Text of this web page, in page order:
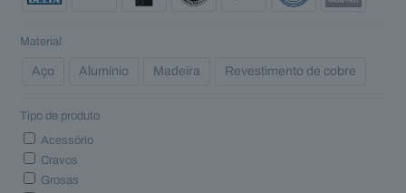
Material
Aço Alumínio Madeira Revestimento de cobre
Tipo de produto
Acessório
Cravos
Grosas